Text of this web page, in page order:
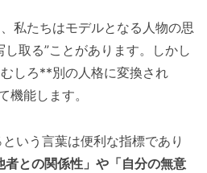
私たちはモデルとなる人物の思
取る”ことがあります。しかし
しろ**別の人格に変換され
機能します。
いう言葉は便利な指標であり
との関係性」や「自分の無意